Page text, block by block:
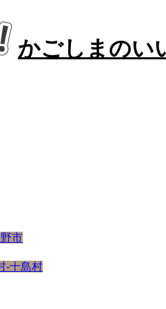
かごしまのい
市
-十島村